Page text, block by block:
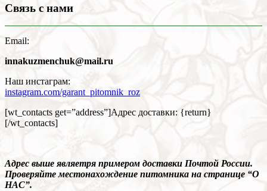
Связь с нами
Email:
innakuzmenchuk@mail.ru
Наш инстаграм:
instagram.com/garant_pitomnik_roz
[wt_contacts get=”address”]Адрес доставки: {return}
[/wt_contacts]
Адрес выше являетря примером доставки Почтой России.
Проверяйте местонахождение питомника на странице “О
НАС”.